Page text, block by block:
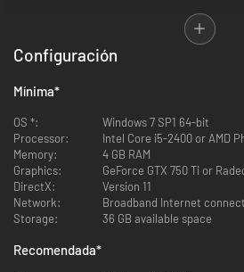
• Libra combates emblemáticos de DRAGON
increíble. Lucha en extensos campos de
y disputa combates épicos contra los jefes
serie (Raditz, Freezer, Célula, etc...).
Configuración
Mínima*
OS *:
Windows 7 SP1 64-bit
Processor:
Intel Core i5-2400 or AMD
Memory:
4 GB RAM
Graphics:
GeForce GTX 750 Ti or
DirectX:
Version 11
Network:
Broadband Internet
Storage:
36 GB available space
Recomendada*